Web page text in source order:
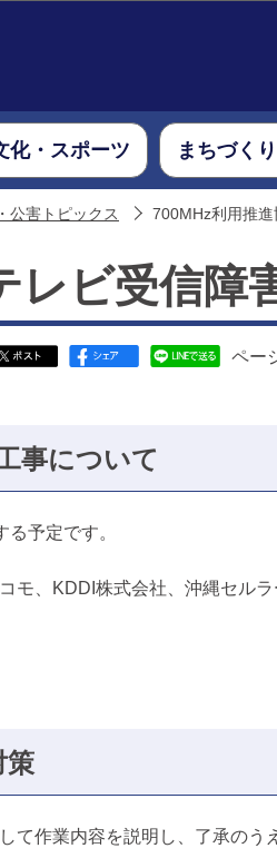
化・スポーツ まちづく
公害トピックス 700MHz利用推
ビ受信障
ペー
事について
予定です。
、KDDI株式会社、沖縄セル
策
作業内容を説明し、了承のう